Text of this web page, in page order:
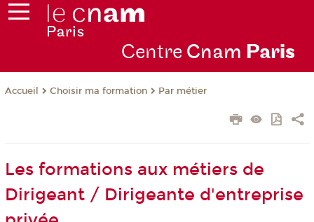
Centre Cnam Paris
Accueil Choisir ma formation Par métier
Les formations aux métiers de
Dirigeant / Dirigeante d'entreprise